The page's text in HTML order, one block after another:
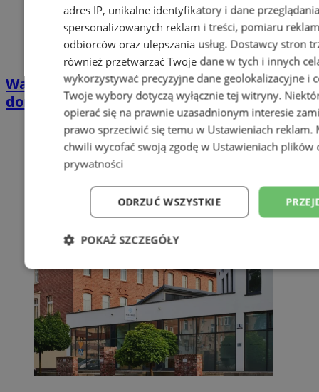
Wakacyjny wypoczynek nad Bałtykiem w
domkach Szmaragdowe Morze
adres IP, unikalne identyfikatory i dane
spersonalizowanych reklam i treści, pomiaru
odbiorców oraz ulepszania usług. Dostawcy stron
również przetwarzać Twoje dane w tych i innych
wykorzystywać precyzyjne dane geolokalizacyjne i
Twoje wybory dotyczą wyłącznie tej witryny.
opierać się na prawnie uzasadnionym interesie
prawo sprzeciwić się temu w Ustawieniach reklam.
chwili wycofać swoją zgodę w Ustawieniach plików
prywatności
ODRZUĆ WSZYSTKIE
POKAŻ SZCZEGÓŁY
Niezbędne Wydajność
Niesklasyfikowane